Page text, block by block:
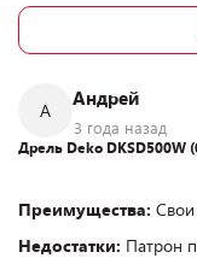
А
Андрей
3 года назад
Дрель Deko DKSD500W
Преимущества:
Недостатки: Патрон